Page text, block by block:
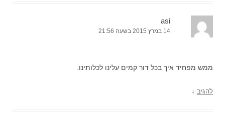
asi
14 במרץ 2015 בשעה 21:56
ממש מפחיד איך בכל דור קמים עלינו לכלותינו.
להגיב ↓